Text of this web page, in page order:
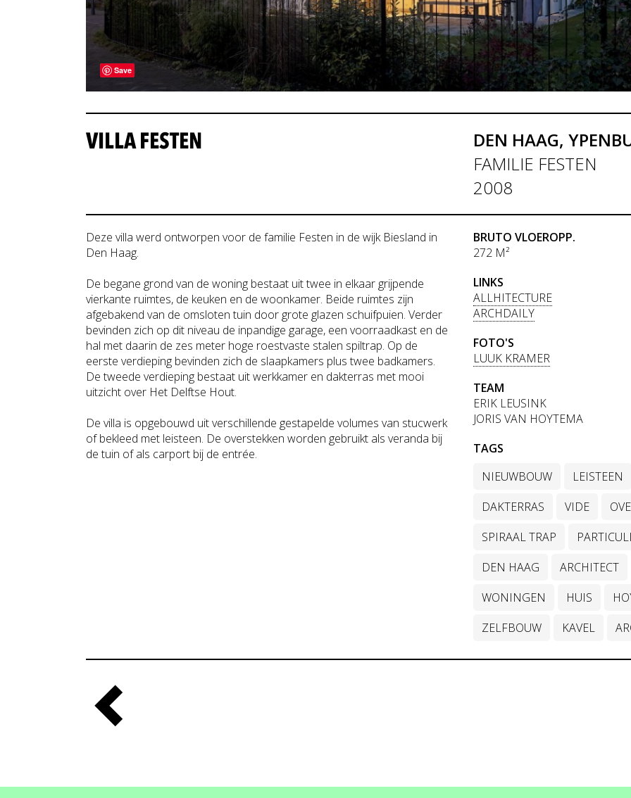
Save
VILLA FESTEN
DEN HAAG,
FAMILIE FESTEN
2008
Deze villa werd ontworpen voor de familie Festen in de wijk Biesland in
Den Haag.
De begane grond van de woning bestaat uit twee in elkaar grijpende
vierkante ruimtes, de keuken en de woonkamer. Beide ruimtes zijn
afgebakend van de omsloten tuin door grote glazen schuifpuien. Verder
bevinden zich op dit niveau de inpandige garage, een voorraadkast en de
hal met daarin de zes meter hoge roestvaste stalen spiltrap. Op de
eerste verdieping bevinden zich de slaapkamers plus twee badkamers.
De tweede verdieping bestaat uit werkkamer en dakterras met mooi
uitzicht over Het Delftse Hout.
De villa is opgebouwd uit verschillende gestapelde volumes van stucwerk
of bekleed met leisteen. De overstekken worden gebruikt als veranda bij
de tuin of als carport bij de entrée.
BRUTO VLOEROPP.
272 M²
LINKS
ALLHITECTURE
ARCHDAILY
FOTO'S
LUUK KRAMER
TEAM
ERIK LEUSINK
JORIS VAN HOYTEMA
TAGS
NIEUWBOUW
LEISTEEN
DAKTERRAS
VIDE
SPIRAAL TRAP
DEN HAAG
ARCHITECT
WONINGEN
HUIS
ZELFBOUW
KAVEL